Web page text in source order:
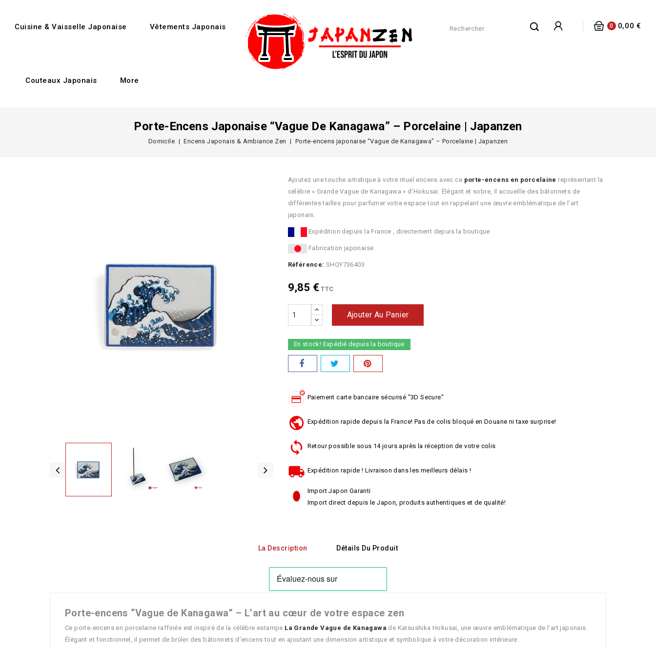
0 0,00 €
Cuisine & Vaisselle Japonaise Vêtements Japonais
Couteaux Japonais More
Porte-Encens Japonaise “Vague De Kanagawa” – Porcelaine | Japanzen
Domicile Encens Japonais & Ambiance Zen Porte-encens japonaise “Vague de Kanagawa” – Porcelaine | Japanzen
Ajoutez une touche artistique à votre rituel encens avec ce porte-encens en porcelaine représentant la
célèbre « Grande Vague de Kanagawa » d’Hokusai. Élégant et sobre, il accueille des bâtonnets de
différentes tailles pour parfumer votre espace tout en rappelant une œuvre emblématique de l’art
japonais.
Expédition depuis la France , directement depuis la boutique
Fabrication japonaise
Référence: SHOY736403
9,85 € TTC
Ajouter Au Panier
En stock! Expédié depuis la boutique
Paiement carte bancaire sécurisé "3D Secure"
Expédition rapide depuis la France! Pas de colis bloqué en Douane ni taxe surprise!
Retour possible sous 14 jours après la réception de votre colis
Expédition rapide ! Livraison dans les meilleurs délais !
Import Japon Garanti
Import direct depuis le Japon, produits authentiques et de qualité!
La Description Détails Du Produit
Porte-encens “Vague de Kanagawa” – L’art au cœur de votre espace zen
Ce porte-encens en porcelaine raffinée est inspiré de la célèbre estampe La Grande Vague de Kanagawa de Katsushika Hokusai, une œuvre emblématique de l’art japonais.
Élégant et fonctionnel, il permet de brûler des bâtonnets d’encens tout en ajoutant une dimension artistique et symbolique à votre décoration intérieure.